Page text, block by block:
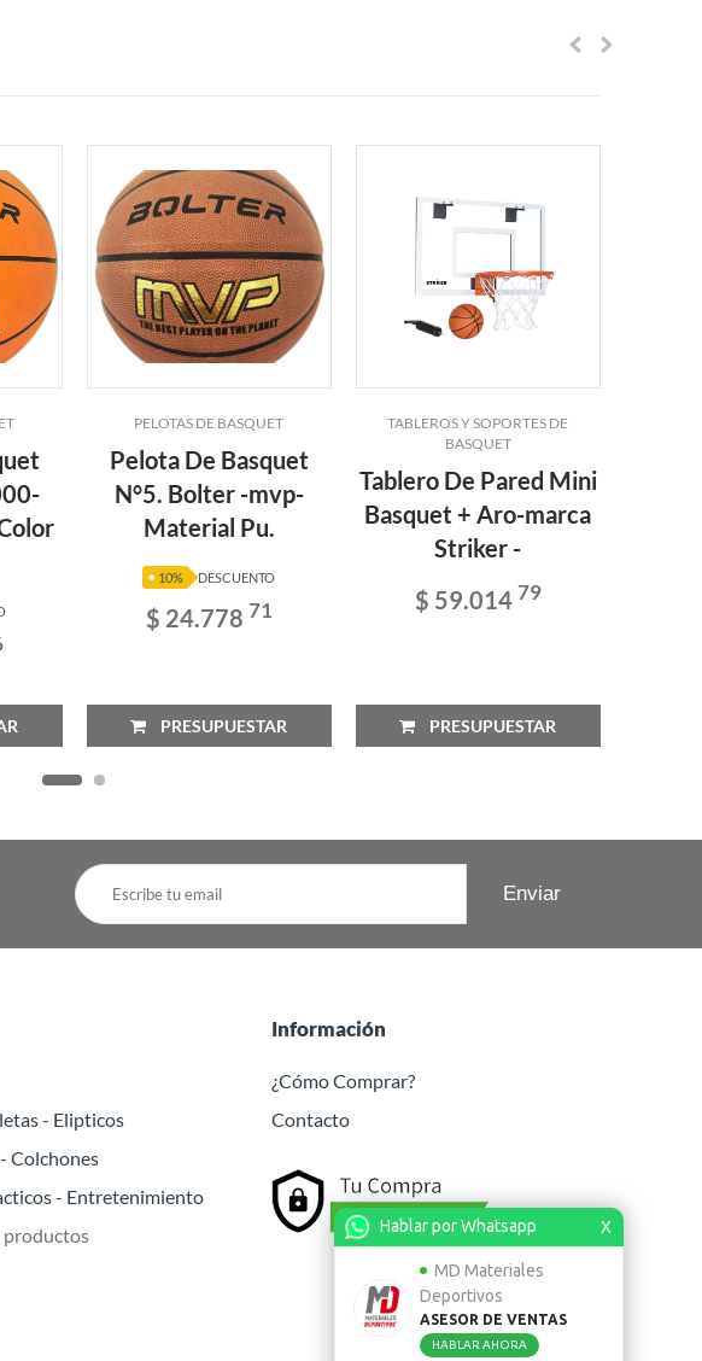
Hablar por Whatsapp X
MD Materiales
Deportivos
ASESOR DE VENTAS
HABLAR AHORA
PELOTAS DE BASQUET
Pelota De Basquet
N°5. Bolter -mvp-
Material Pu.
10% DESCUENTO
$ 24.778 71
PRESUPUESTAR
TABLEROS Y SOPORTES DE
BASQUET
Tablero De Pared Mini
Basquet + Aro-marca
Striker -
$ 59.014 79
PRESUPUESTAR
- Elipticos
Colchones
- Entretenimiento
productos
Información
¿Cómo Comprar?
Contacto